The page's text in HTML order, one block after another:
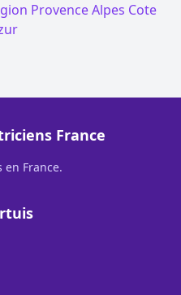
Provence Alpes Cote
France
France.